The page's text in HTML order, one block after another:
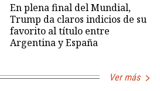
En plena final del Mundial,
Trump da claros indicios de su
favorito al título entre
Argentina y España
Ver más